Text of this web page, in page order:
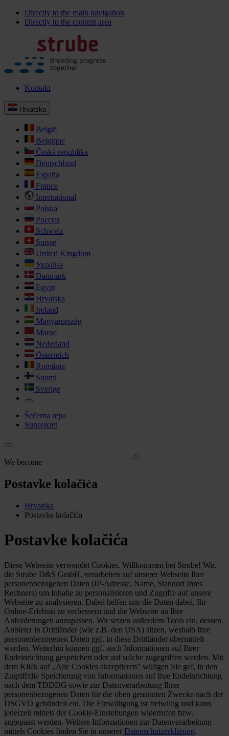
Directly to the main navigation
Directly to the content area
Kontakt
Hrvatska
België
Belgique
Česká republika
Deutschland
España
France
International
Polska
Россия
Schweiz
Suisse
United Kingdom
Україна
Danmark
Egypt
Hrvatska
Ireland
Magyarország
Maroc
Nederland
Österreich
România
Suomi
Sverige
Šećerna repa
Suncokret
We become
Postavke kolačića
Hrvatska
Postavke kolačića
Postavke kolačića
Diese Webseite verwendet Cookies. Willkommen bei Strube! Wir,
die Strube D&S GmbH, verarbeiten auf unserer Webseite Ihre
personenbezogenen Daten (IP-Adresse, Name, Standort Ihres
Rechners) um Inhalte zu personalisieren und Zugriffe auf unsere
Webseite zu analysieren. Dabei helfen uns die Daten dabei, Ihr
Online-Erlebnis zu verbessern und die Webseite an Ihre
Anforderungen anzupassen. Wir setzen außerdem Tools ein, dessen
Anbieter in Drittländer (wie z.B. den USA) sitzen, weshalb Ihre
personenbezogenen Daten ggf. in diese Drittländer übermittelt
werden. Weiterhin können ggf. auch Informationen auf Ihrer
Endeinrichtung gespeichert oder auf solche zugegriffen werden. Mit
dem Klick auf „Alle Cookies akzeptieren" willigen Sie gef, in den
Zugriff/die Speicherung von Informationen auf Ihre Endeinrichtung
nach dem TDDDG sowie zur Datenverarbeitung Ihrer
personenbezogenen Daten für die oben genannten Zwecke nach der
DSGVO gebündelt ein. Die Einwilligung ist freiwillig und kann
jederzeit mittels der Cookie-Einstellungen widerrufen bzw.
angepasst werden. Weitere Informationen zur Datenverarbeitung
mittels Cookies finden Sie in unserer Datenschutzerklärung.